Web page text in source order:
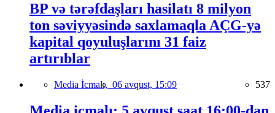
BP və tərəfdaşları hasilatı 8 milyon
ton səviyyəsində saxlamaqla AÇG-yə
kapital qoyuluşlarını 31 faiz
artırıblar
Media İcmalı, 06 avqust, 15:09 537